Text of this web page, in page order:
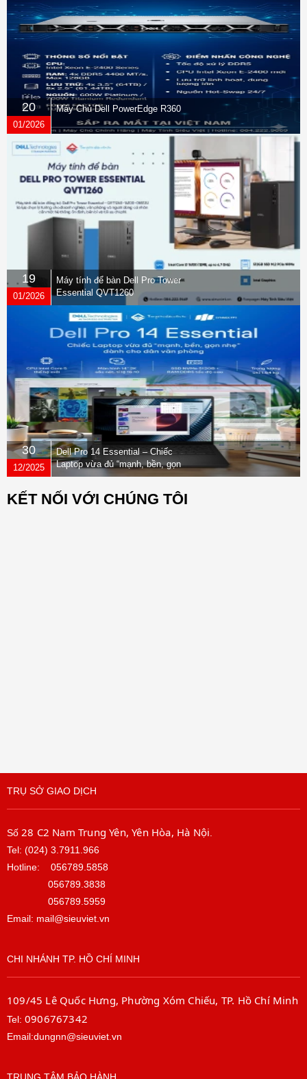
20
01/2026
Máy Chủ Dell PowerEdge R360
19
01/2026
Máy tính để bàn Dell Pro Tower
Essential QVT1260
30
12/2025
Dell Pro 14 Essential – Chiếc
Laptop vừa đủ “mạnh, bền, gọn
nhẹ” dành cho dân văn phòng
KẾT NỐI VỚI CHÚNG TÔI
TRỤ SỞ GIAO DỊCH
Số 28 C2 Nam Trung Yên, Yên Hòa, Hà Nội
Tel: (024) 3.7911.966
Hotline: 056789.5858
056789.3838
056789.5959
Email: mail@sieuviet.vn
CHI NHÁNH TP. HỒ CHÍ MINH
109/45 Lê Quốc Hưng, Phường Xóm Chiếu, TP. Hồ Chí Minh
Tel: 0906767342
Email:dungnn@sieuviet.vn